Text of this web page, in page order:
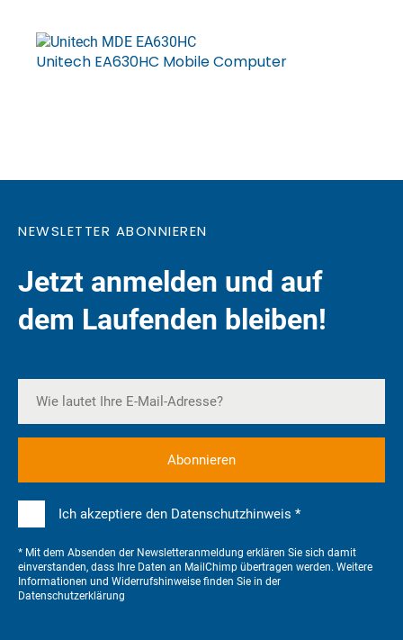
Unitech EA630HC Mobile Computer
NEWSLETTER ABONNIEREN
Jetzt anmelden und auf
dem Laufenden bleiben!
Ich akzeptiere den Datenschutzhinweis *
* Mit dem Absenden der Newsletteranmeldung erklären Sie sich damit
einverstanden, dass Ihre Daten an MailChimp übertragen werden. Weitere
Informationen und Widerrufshinweise finden Sie in der
Datenschutzerklärung